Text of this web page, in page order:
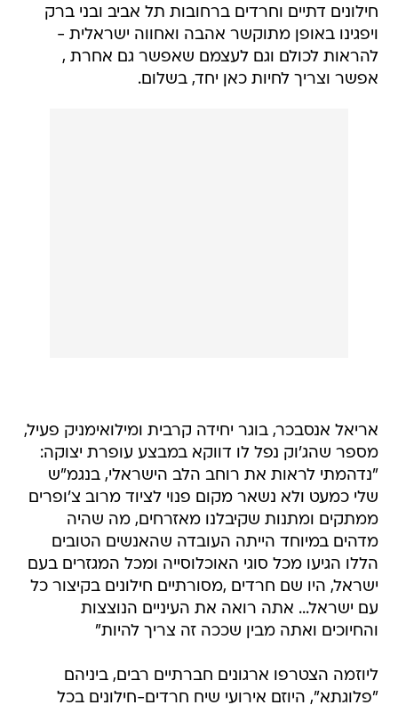
חילונים דתיים וחרדים ברחובות תל אביב ובני ברק
ויפגינו באופן מתוקשר אהבה ואחווה ישראלית -
להראות לכולם וגם לעצמם שאפשר גם אחרת ,
אפשר וצריך לחיות כאן יחד, בשלום.
אריאל אנסבכר, בוגר יחידה קרבית ומילואימניק פעיל,
מספר שהג'וק נפל לו דווקא במבצע עופרת יצוקה:
"נדהמתי לראות את רוחב הלב הישראלי, בנגמ"ש
שלי כמעט ולא נשאר מקום פנוי לציוד מרוב צ'ופרים
ממתקים ומתנות שקיבלנו מאזרחים, מה שהיה
מדהים במיוחד הייתה העובדה שהאנשים הטובים
הללו הגיעו מכל סוגי האוכלוסייה ומכל המגזרים בעם
ישראל, היו שם חרדים ,מסורתיים חילונים בקיצור כל
עם ישראל... אתה רואה את העיניים הנוצצות
והחיוכים ואתה מבין שככה זה צריך להיות"
ליוזמה הצטרפו ארגונים חברתיים רבים, ביניהם
"פלוגתא", היוזם אירועי שיח חרדים-חילונים בכל